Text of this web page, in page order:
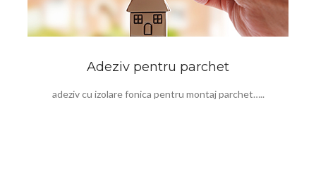
Adeziv pentru parchet
adeziv cu izolare fonica pentru montaj parchet…..